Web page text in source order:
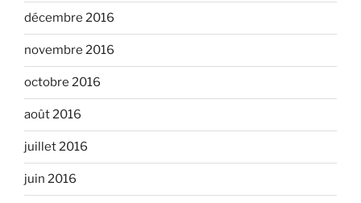
décembre 2016
novembre 2016
octobre 2016
août 2016
juillet 2016
juin 2016